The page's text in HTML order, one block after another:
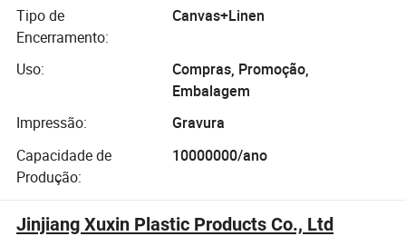
Tipo de
Encerramento:
Canvas+Linen
Uso:
Compras, Promoção,
Embalagem
Impressão:
Gravura
Capacidade de
Produção:
10000000/ano
Jinjiang Xuxin Plastic Products Co., Ltd